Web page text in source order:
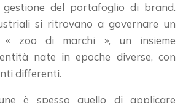
del portafoglio di brand.
si ritrovano a governare un
zoo di marchi », un insieme
nate in epoche diverse, con
differenti.
è spesso quello di applicare